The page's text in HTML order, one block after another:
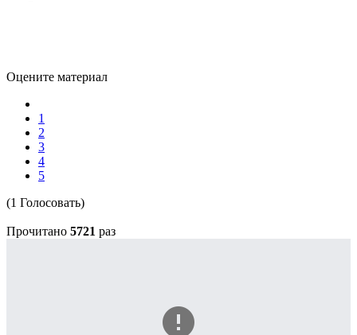
Оцените материал
1
2
3
4
5
(1 Голосовать)
Прочитано 5721 раз